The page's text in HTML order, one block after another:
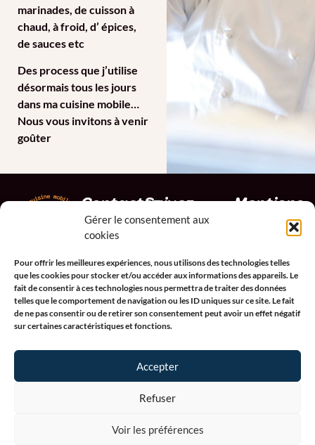
Gérer le consentement aux
cookies
Pour offrir les meilleures expériences, nous utilisons des technologies telles
que les cookies pour stocker et/ou accéder aux informations des appareils. Le
fait de consentir à ces technologies nous permettra de traiter des données
telles que le comportement de navigation ou les ID uniques sur ce site. Le fait
de ne pas consentir ou de retirer son consentement peut avoir un effet négatif
sur certaines caractéristiques et fonctions.
Accepter
Refuser
Voir les préférences
marinades, de cuisson à
chaud, à froid, d’ épices,
de sauces etc
Des process que j’utilise
désormais tous les jours
dans ma cuisine mobile…
Nous vous invitons à venir
goûter
Contactez-
nous
68 avenue
Bénodet
29950
BENODET
07 69 14
Suivez-
nous
Mentions
légales
Conditions
Générales
de Vente
Politique de